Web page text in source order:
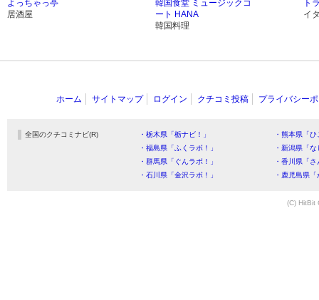
よっちゃっ亭
居酒屋
韓国食堂 ミュージックコ
ート HANA
韓国料理
ト
イ
ホーム サイトマップ ログイン クチコミ投稿 プライバシー
全国のクチコミナビ(R) ・栃木県「栃ナビ！」
・熊本県「
・福島県「ふくラボ！」
・新潟県「
・群馬県「ぐんラボ！」
・香川県「
・石川県「金沢ラボ！」
・鹿児島県
(C) HitBit